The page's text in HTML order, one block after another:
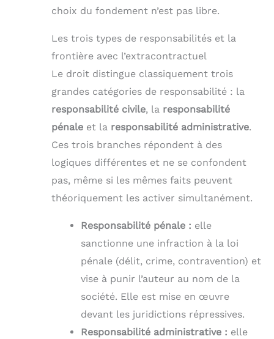
choix du fondement n’est pas libre.
Les trois types de responsabilités et la
frontière avec l’extracontractuel
Le droit distingue classiquement trois
grandes catégories de responsabilité : la
responsabilité civile, la responsabilité
pénale et la responsabilité administrative.
Ces trois branches répondent à des
logiques différentes et ne se confondent
pas, même si les mêmes faits peuvent
théoriquement les activer simultanément.
Responsabilité pénale : elle
sanctionne une infraction à la loi
pénale (délit, crime, contravention) et
vise à punir l’auteur au nom de la
société. Elle est mise en œuvre
devant les juridictions répressives.
Responsabilité administrative : elle